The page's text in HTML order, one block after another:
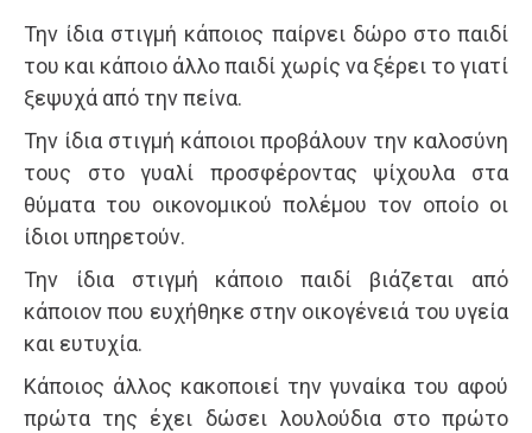
Την ίδια στιγμή κάποιος παίρνει δώρο στο παιδί
του και κάποιο άλλο παιδί χωρίς να ξέρει το γιατί
ξεψυχά από την πείνα.
Την ίδια στιγμή κάποιοι προβάλουν την καλοσύνη
τους στο γυαλί προσφέροντας ψίχουλα στα
θύματα του οικονομικού πολέμου τον οποίο οι
ίδιοι υπηρετούν.
Την ίδια στιγμή κάποιο παιδί βιάζεται από
κάποιον που ευχήθηκε στην οικογένειά του υγεία
και ευτυχία.
Κάποιος άλλος κακοποιεί την γυναίκα του αφού
πρώτα της έχει δώσει λουλούδια στο πρώτο